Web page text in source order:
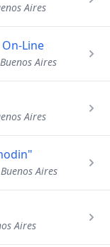
Aires
Line
Aires
Aires
Aires
Aires